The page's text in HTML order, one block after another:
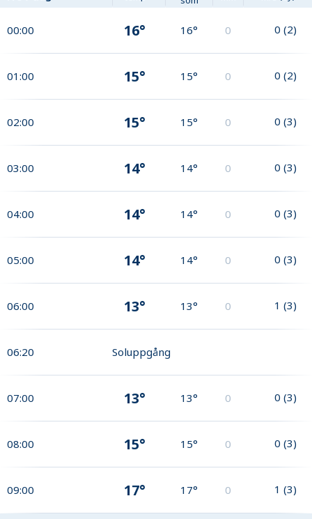
00:00 16° 16° 0 0 (2)
01:00 15° 15° 0 0 (2)
02:00 15° 15° 0 0 (3)
03:00 14° 14° 0 0 (3)
04:00 14° 14° 0 0 (3)
05:00 14° 14° 0 0 (3)
06:00 13° 13° 0 1 (3)
06:20 Soluppgång
07:00 13° 13° 0 0 (3)
08:00 15° 15° 0 0 (3)
09:00 17° 17° 0 1 (3)